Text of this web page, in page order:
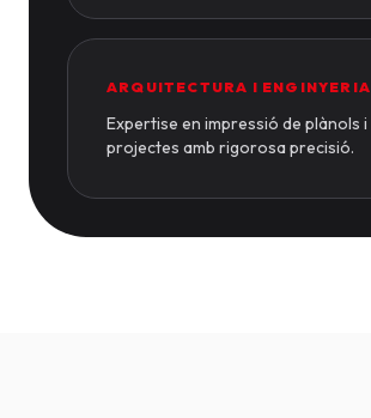
ARQUITECTURA I ENGINYERIA
Expertise en impressió de plànols i
projectes amb rigorosa precisió.